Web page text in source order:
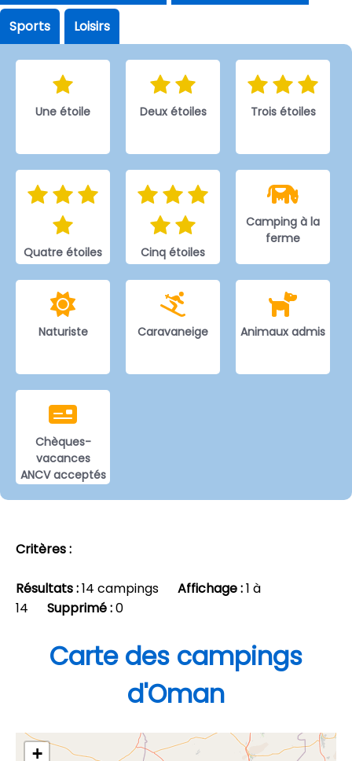
Une étoile Deux étoiles Trois étoiles
Quatre étoiles Cinq étoiles
Camping à la
ferme
Naturiste Caravaneige Animaux admis
Chèques-
vacances
ANCV acceptés
Sports Loisirs
Critères :
Résultats :14 campings Affichage :1 à
14 Supprimé :0
Carte des campings
d'Oman
+